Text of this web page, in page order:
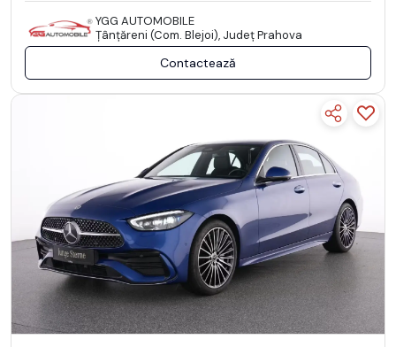
YGG AUTOMOBILE
Ţânţăreni (Com. Blejoi), Județ Prahova
Contactează